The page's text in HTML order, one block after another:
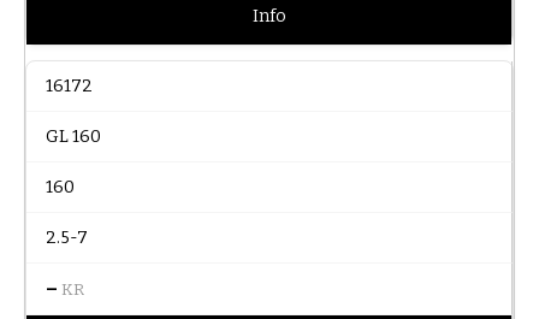
Info
16172
GL 160
160
2.5-7
– KR